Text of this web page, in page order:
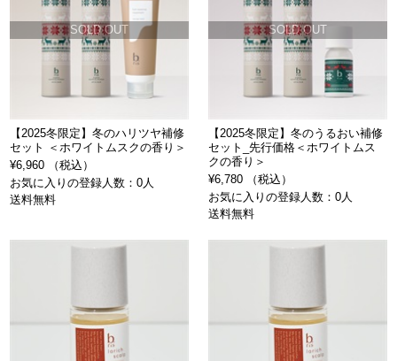
SOLD OUT
【2025冬限定】冬のハリツヤ補修
セット ＜ホワイトムスクの香り＞
¥6,960 （税込）
お気に入りの登録人数：0人
送料無料
SOLD OUT
【2025冬限定】冬のうるおい補修
セット_先行価格＜ホワイトムス
クの香り＞
¥6,780 （税込）
お気に入りの登録人数：0人
送料無料